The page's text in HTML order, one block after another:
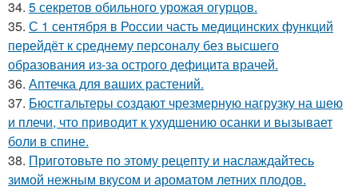
34. 5 секретов обильного урожая огурцов.
35. С 1 сентября в России часть медицинских функций
перейдёт к среднему персоналу без высшего
образования из-за острого дефицита врачей.
36. Аптечка для ваших растений.
37. Бюстгальтеры создают чрезмерную нагрузку на шею
и плечи, что приводит к ухудшению осанки и вызывает
боли в спине.
38. Приготовьте по этому рецепту и наслаждайтесь
зимой нежным вкусом и ароматом летних плодов.